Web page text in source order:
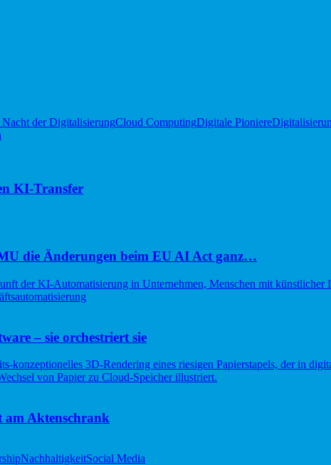
der DigitalisierungCloud ComputingDigitale Pioniere
KI-Transfer
die Änderungen beim EU AI Act ganz…
– sie orchestriert sie
am Aktenschrank
NachhaltigkeitSocial Media